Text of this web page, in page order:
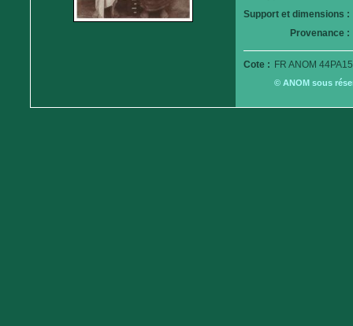
Support et dimensions :
Provenance :
Cote : FR ANOM
© ANOM sous